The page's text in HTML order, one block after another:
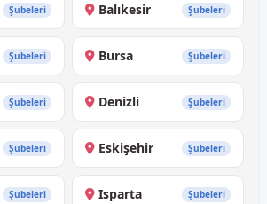
Şubeleri Balıkesir Şubeleri
Şubeleri Bursa Şubeleri
Şubeleri Denizli Şubeleri
Şubeleri Eskişehir Şubeleri
Şubeleri Isparta Şubeleri